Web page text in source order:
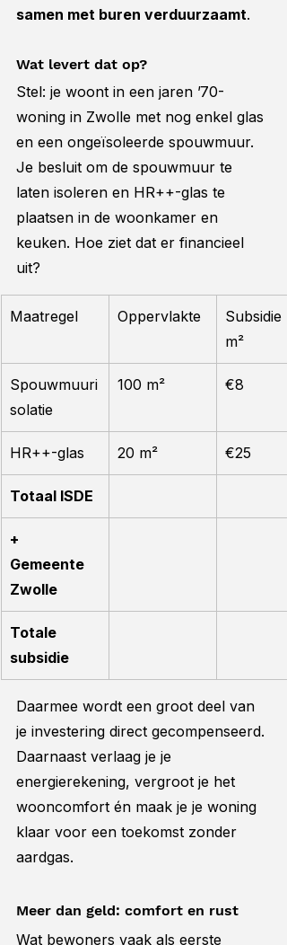
samen met buren verduurzaamt.
Wat levert dat op?
Stel: je woont in een jaren ’70-
woning in Zwolle met nog enkel glas
en een ongeïsoleerde spouwmuur.
Je besluit om de spouwmuur te
laten isoleren en HR++-glas te
plaatsen in de woonkamer en
keuken. Hoe ziet dat er financieel
uit?
Maatregel Oppervlakte
Subsidie
m²
Spouwmuuri
solatie
100 m² €8
HR++-glas 20 m² €25
Totaal ISDE
+
Gemeente
Zwolle
Totale
subsidie
Daarmee wordt een groot deel van
je investering direct gecompenseerd.
Daarnaast verlaag je je
energierekening, vergroot je het
wooncomfort én maak je je woning
klaar voor een toekomst zonder
aardgas.
Meer dan geld: comfort en rust
Wat bewoners vaak als eerste